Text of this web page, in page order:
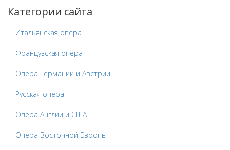
Категории сайта
Итальянская опера
Французская опера
Опера Германии и Австрии
Русская опера
Опера Англии и США
Опера Восточной Европы